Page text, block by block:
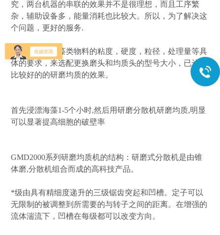
究，两台机器的串联的效果并不是很理想，而且工序繁
杂，辅助设备多，能量消耗也比较大。所以，为了解决这
个问题，更好的服务.
客户可以根据藻类物料的粘度，硬度，粒径，处理量等具
体的要求，来选配更换磨头和均质头的型号大小，已达到
比较好的的研磨均质的效果。
首先浸漂海藻1-5个小时,然后用研磨分散机研磨均质,明显
可以显著提高细胞的破壁率
GMD2000系列研磨均质机的结构：研磨式分散机是由锥
体磨,分散机组合而成的高科技产品。
*级由具有精细度递升的三级锯齿突起和凹槽。定子可以
无限制的被调整到所需要的与转子之间的距离。在增强的
流体湍流下，凹槽在每级都可以改变方向。